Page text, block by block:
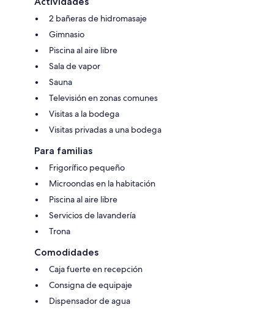
2 bañeras de hidromasaje
Gimnasio
Piscina al aire libre
Sala de vapor
Sauna
Televisión en zonas comunes
Visitas a la bodega
Visitas privadas a una bodega
Para familias
Frigorífico pequeño
Microondas en la habitación
Piscina al aire libre
Servicios de lavandería
Trona
Comodidades
Caja fuerte en recepción
Consigna de equipaje
Dispensador de agua